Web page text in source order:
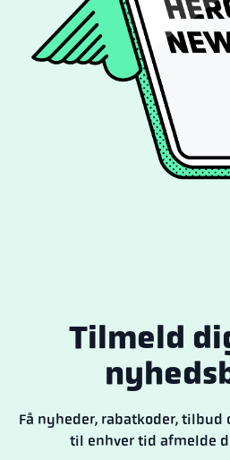
Tilmeld
Få nyheder, rabatkoder, tilbud
til enhver tid afmelde